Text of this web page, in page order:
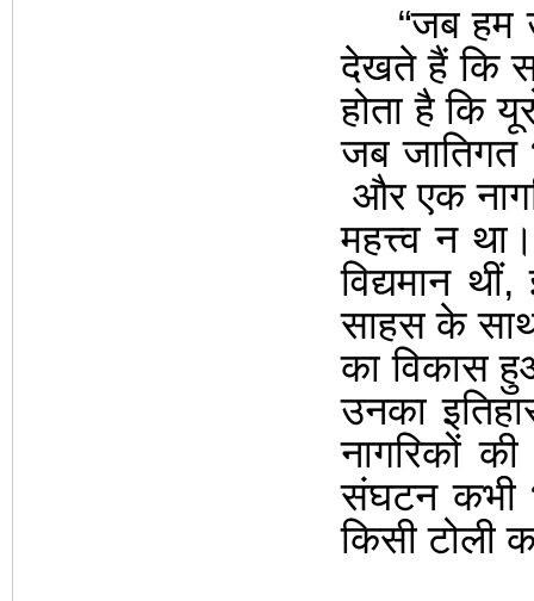
“जब हम
देखते हैं कि
होता है कि
जब
और एक
महत्त्व न
विद्यमान
साहस के
का विकास
उनका
नागरिकों
संघटन कभी
किसी टोली